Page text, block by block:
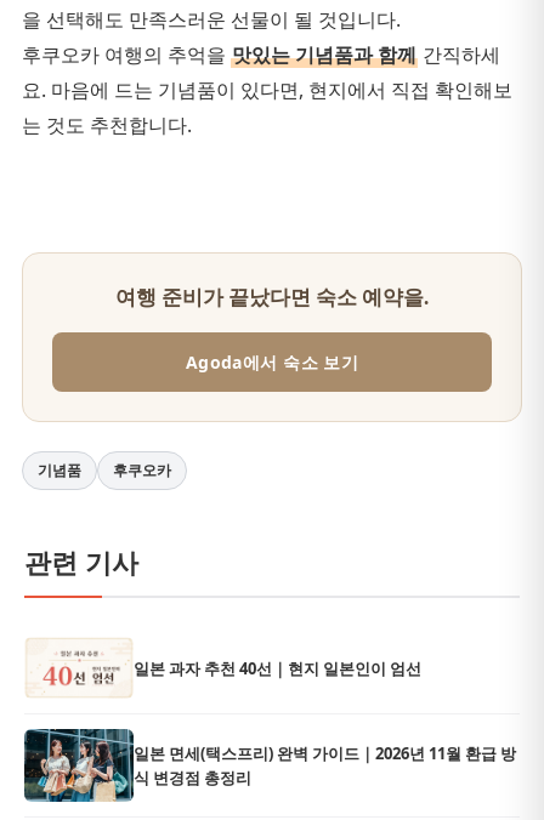
을 선택해도 만족스러운 선물이 될 것입니다.
후쿠오카 여행의 추억을 맛있는 기념품과 함께 간직하세
요. 마음에 드는 기념품이 있다면, 현지에서 직접 확인해보
는 것도 추천합니다.
여행 준비가 끝났다면 숙소 예약을.
Agoda에서 숙소 보기
기념품 후쿠오카
관련 기사
일본 과자 추천 40선｜현지 일본인이 엄선
일본 면세(택스프리) 완벽 가이드｜2026년 11월 환급 방
식 변경점 총정리